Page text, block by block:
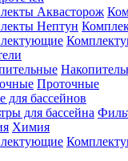
Проточные
для бассейнов
Химия